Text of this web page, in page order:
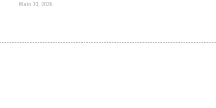
Maio 30, 2026